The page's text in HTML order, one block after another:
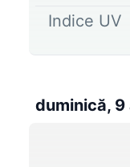
Indice UV
duminică,